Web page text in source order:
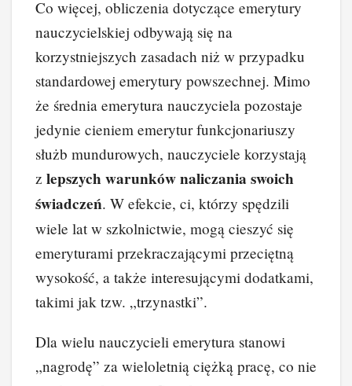
Co więcej, obliczenia dotyczące emerytury
nauczycielskiej odbywają się na
korzystniejszych zasadach niż w przypadku
standardowej emerytury powszechnej. Mimo
że średnia emerytura nauczyciela pozostaje
jedynie cieniem emerytur funkcjonariuszy
służb mundurowych, nauczyciele korzystają
z lepszych warunków naliczania swoich
świadczeń. W efekcie, ci, którzy spędzili
wiele lat w szkolnictwie, mogą cieszyć się
emeryturami przekraczającymi przeciętną
wysokość, a także interesującymi dodatkami,
takimi jak tzw. „trzynastki”.
Dla wielu nauczycieli emerytura stanowi
„nagrodę” za wieloletnią ciężką pracę, co nie